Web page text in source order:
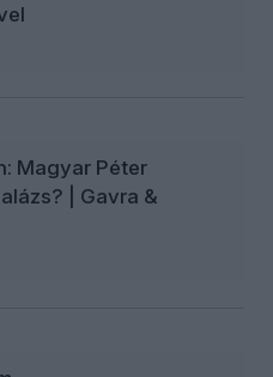
Magyar Péter
| Gavra &